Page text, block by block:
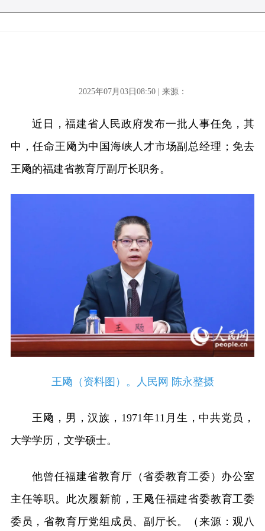
2025年07月03日08:50 | 来源：
近日，福建省人民政府发布一批人事任免，其
中，任命王飏为中国海峡人才市场副总经理；免去
王飏的福建省教育厅副厅长职务。
王飏（资料图）。人民网 陈永整摄
王飏，男，汉族，1971年11月生，中共党员，
大学学历，文学硕士。
他曾任福建省教育厅（省委教育工委）办公室
主任等职。此次履新前，王飏任福建省委教育工委
委员，省教育厅党组成员、副厅长。（来源：观八